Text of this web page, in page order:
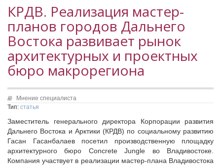
Опыт регионов
Уровень 3
Методические материалы
Опыт муниципалитетов
Судебная практика
Прокуратура Хабаровского края
Мнение специалиста
Конкурсы Совета
Издания Совета
Вопрос-ответ
ОКМО
Устав
Учредительный договор
Члены СМО
Учредители
Руководящие органы
Съезд Совета
Исполнительная дирекция
Ревизионная комиссия
Палаты Совета
Комитеты Совета
Правление Совета
КРДВ. Реализация мастер-
планов городов Дальнего
Востока развивает рынок
архитектурных и проектных
бюро макрорегиона
Мнение специалиста
Тип: статья
Заместитель генерального директора Корпорации развития
Дальнего Востока и Арктики (КРДВ) по социальному развитию
Гасан Гасанбалаев посетил производственную площадку
архитектурного бюро Concrete Jungle во Владивостоке.
Компания участвует в реализации мастер-плана Владивостока